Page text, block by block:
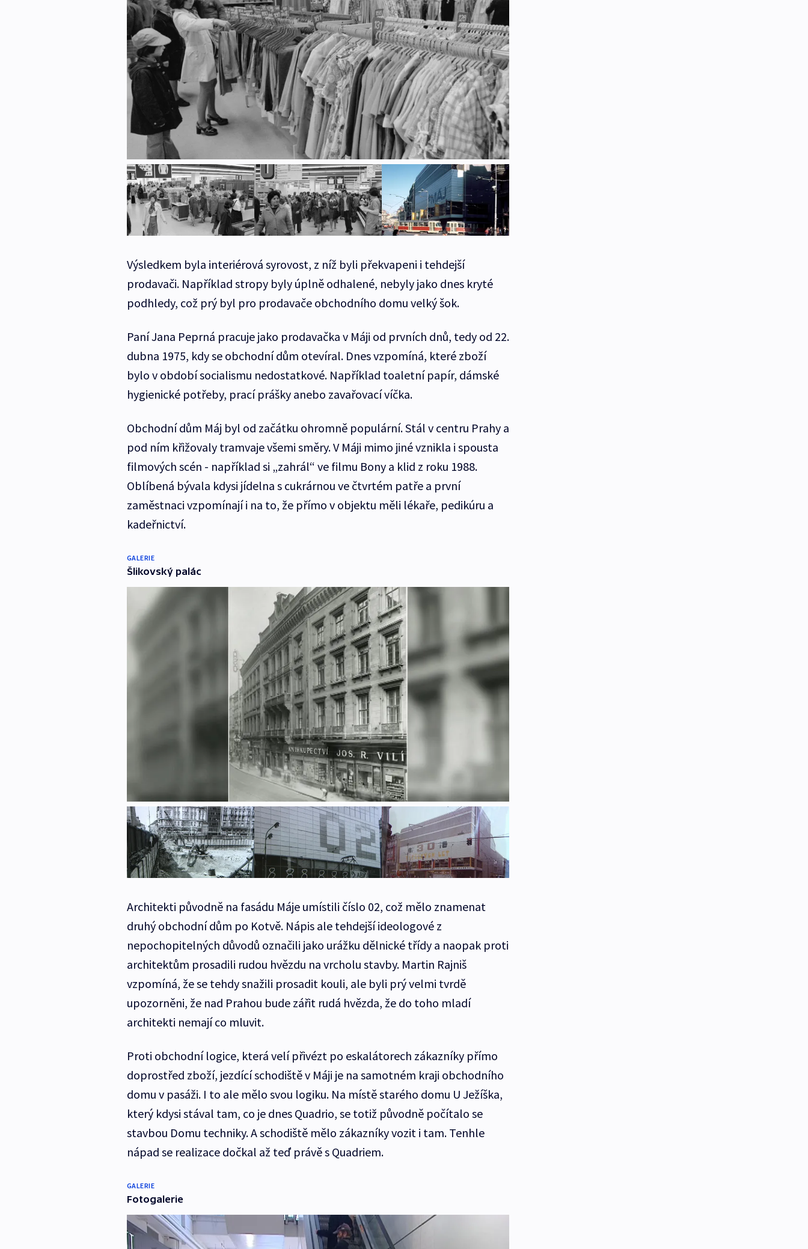
Výsledkem byla interiérová syrovost, z níž byli překvapeni i tehdejší
prodavači. Například stropy byly úplně odhalené, nebyly jako dnes kryté
podhledy, což prý byl pro prodavače obchodního domu velký šok.
Paní Jana Peprná pracuje jako prodavačka v Máji od prvních dnů, tedy od 22.
dubna 1975, kdy se obchodní dům otevíral. Dnes vzpomíná, které zboží
bylo v období socialismu nedostatkové. Například toaletní papír, dámské
hygienické potřeby, prací prášky anebo zavařovací víčka.
Obchodní dům Máj byl od začátku ohromně populární. Stál v centru Prahy a
pod ním křižovaly tramvaje všemi směry. V Máji mimo jiné vznikla i spousta
filmových scén - například si „zahrál“ ve filmu Bony a klid z roku 1988.
Oblíbená bývala kdysi jídelna s cukrárnou ve čtvrtém patře a první
zaměstnaci vzpomínají i na to, že přímo v objektu měli lékaře, pedikúru a
kadeřnictví.
GALERIE
Šlikovský palác
Architekti původně na fasádu Máje umístili číslo 02, což mělo znamenat
druhý obchodní dům po Kotvě. Nápis ale tehdejší ideologové z
nepochopitelných důvodů označili jako urážku dělnické třídy a naopak proti
architektům prosadili rudou hvězdu na vrcholu stavby. Martin Rajniš
vzpomíná, že se tehdy snažili prosadit kouli, ale byli prý velmi tvrdě
upozorněni, že nad Prahou bude zářit rudá hvězda, že do toho mladí
architekti nemají co mluvit.
Proti obchodní logice, která velí přivézt po eskalátorech zákazníky přímo
doprostřed zboží, jezdící schodiště v Máji je na samotném kraji obchodního
domu v pasáži. I to ale mělo svou logiku. Na místě starého domu U Ježíška,
který kdysi stával tam, co je dnes Quadrio, se totiž původně počítalo se
stavbou Domu techniky. A schodiště mělo zákazníky vozit i tam. Tenhle
nápad se realizace dočkal až teď právě s Quadriem.
GALERIE
Fotogalerie